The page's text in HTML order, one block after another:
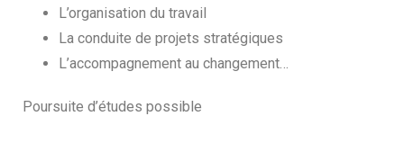
L’organisation du travail
La conduite de projets stratégiques
L’accompagnement au changement…
Poursuite d’études possible